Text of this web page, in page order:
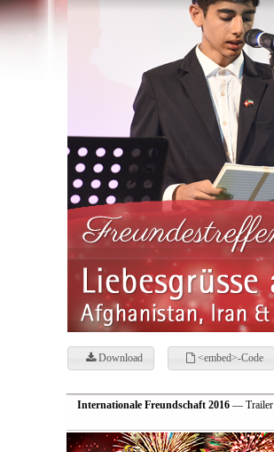
Download <embed>-Code
Internationale Freundschaft 2016— Trailer